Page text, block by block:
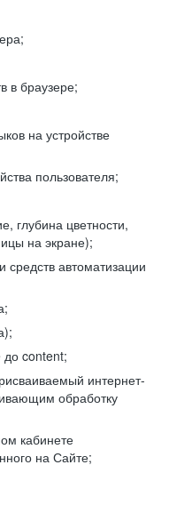
в браузере;
на устройстве
пользователя;
глубина цветности,
на экране);
автоматизации
до content;
интернет-
обработку
кабинете
на Сайте;